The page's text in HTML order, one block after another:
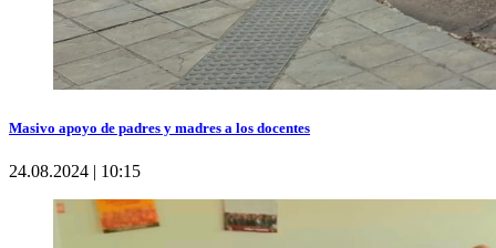
Masivo apoyo de padres y madres a los docentes
24.08.2024 | 10:15